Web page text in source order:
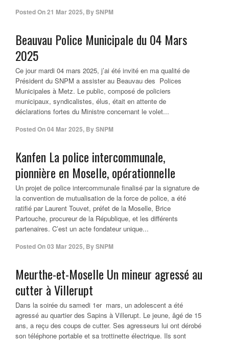
Posted On21 Mar 2025, BySNPM
Beauvau Police Municipale du 04 Mars
2025
Ce jour mardi 04 mars 2025, j’ai été invité en ma qualité de
Président du SNPM a assister au Beauvau des Polices
Municipales à Metz. Le public, composé de policiers
municipaux, syndicalistes, élus, était en attente de
déclarations fortes du Ministre concernant le volet...
Posted On04 Mar 2025, BySNPM
Kanfen La police intercommunale,
pionnière en Moselle, opérationnelle
Un projet de police intercommunale finalisé par la signature de
la convention de mutualisation de la force de police, a été
ratifié par Laurent Touvet, préfet de la Moselle, Brice
Partouche, procureur de la République, et les différents
partenaires. C’est un acte fondateur unique...
Posted On03 Mar 2025, BySNPM
Meurthe-et-Moselle Un mineur agressé au
cutter à Villerupt
Dans la soirée du samedi 1er mars, un adolescent a été
agressé au quartier des Sapins à Villerupt. Le jeune, âgé de 15
ans, a reçu des coups de cutter. Ses agresseurs lui ont dérobé
son téléphone portable et sa trottinette électrique. Ils sont